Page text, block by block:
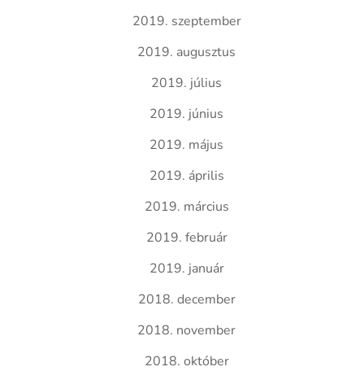
2019. szeptember
2019. augusztus
2019. július
2019. június
2019. május
2019. április
2019. március
2019. február
2019. január
2018. december
2018. november
2018. október